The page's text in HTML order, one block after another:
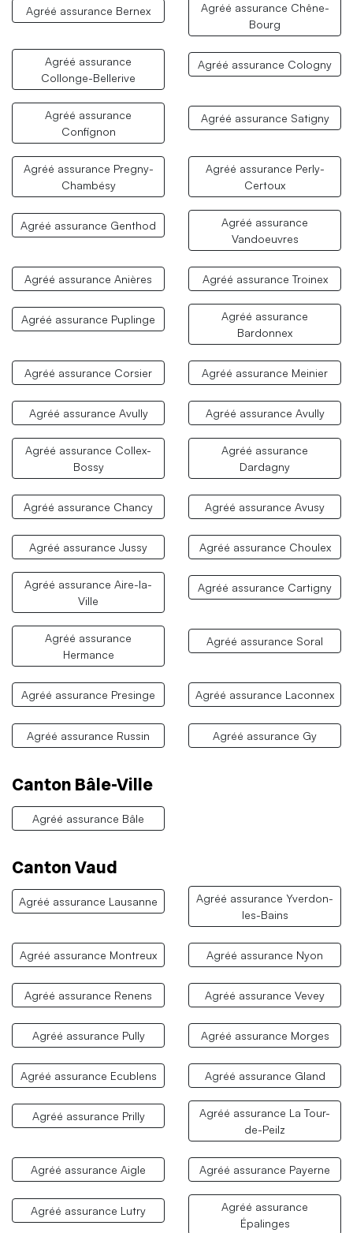
Agréé assurance Bernex
Agréé assurance Chêne-
Bourg
Agréé assurance
Collonge-Bellerive
Agréé assurance Cologny
Agréé assurance
Confignon
Agréé assurance Satigny
Agréé assurance Pregny-
Chambésy
Agréé assurance Perly-
Certoux
Agréé assurance Genthod
Agréé assurance
Vandoeuvres
Agréé assurance Anières Agréé assurance Troinex
Agréé assurance Puplinge
Agréé assurance
Bardonnex
Agréé assurance Corsier Agréé assurance Meinier
Agréé assurance Avully Agréé assurance Avully
Agréé assurance Collex-
Bossy
Agréé assurance
Dardagny
Agréé assurance Chancy Agréé assurance Avusy
Agréé assurance Jussy Agréé assurance Choulex
Agréé assurance Aire-la-
Ville
Agréé assurance Cartigny
Agréé assurance
Hermance
Agréé assurance Soral
Agréé assurance Presinge Agréé assurance Laconnex
Agréé assurance Russin Agréé assurance Gy
Canton Bâle-Ville
Agréé assurance Bâle
Canton Vaud
Agréé assurance Lausanne
Agréé assurance Yverdon-
les-Bains
Agréé assurance Montreux Agréé assurance Nyon
Agréé assurance Renens Agréé assurance Vevey
Agréé assurance Pully Agréé assurance Morges
Agréé assurance Ecublens Agréé assurance Gland
Agréé assurance Prilly
Agréé assurance La Tour-
de-Peilz
Agréé assurance Aigle Agréé assurance Payerne
Agréé assurance Lutry
Agréé assurance
Épalinges